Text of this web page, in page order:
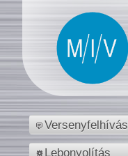
Versenyfelhívás
Lebonyolítás